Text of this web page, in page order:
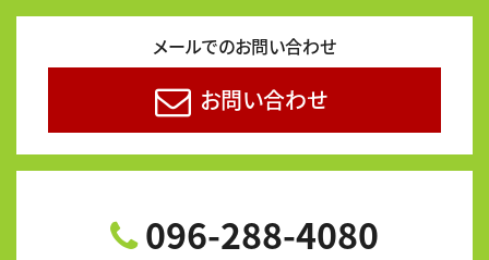
メールでのお問い合わせ
お問い合わせ
096-288-4080